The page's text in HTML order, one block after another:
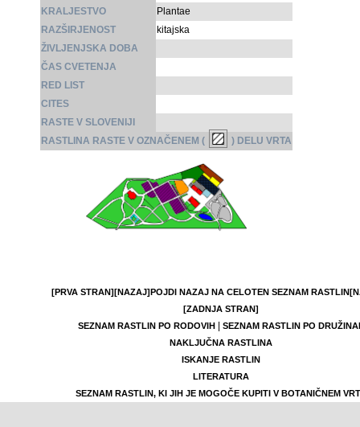
KRALJESTVO
Plantae
RAZŠIRJENOST
kitajska
ŽIVLJENJSKA DOBA
ČAS CVETENJA
RED LIST
CITES
RASTE V SLOVENIJI
RASTLINA RASTE V OZNAČENEM (
) DELU VRTA
[PRVA STRAN][NAZAJ]POJDI NAZAJ NA CELOTEN SEZNAM RASTLIN
[ZADNJA STRAN]
SEZNAM RASTLIN PO RODOVIH|
SEZNAM RASTLIN PO
NAKLJUČNA RASTLINA
ISKANJE RASTLIN
LITERATURA
SEZNAM RASTLIN, KI JIH JE MOGOČE KUPITI V BOTANIČNEM